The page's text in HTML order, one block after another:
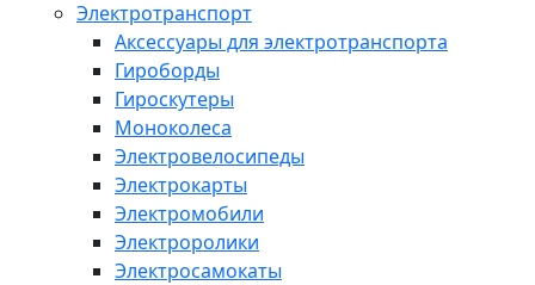
Электротранспорт
Аксессуары для электротранспорта
Гироборды
Гироскутеры
Моноколеса
Электровелосипеды
Электрокарты
Электромобили
Электроролики
Электросамокаты